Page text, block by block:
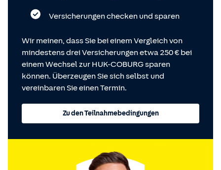
Versicherungen checken und sparen
Wir meinen, dass Sie bei einem Vergleich von
mindestens drei Versicherungen etwa 250 € bei
einem Wechsel zur HUK-COBURG sparen
können. Überzeugen Sie sich selbst und
vereinbaren Sie einen Termin.
Zu den Teilnahmebedingungen